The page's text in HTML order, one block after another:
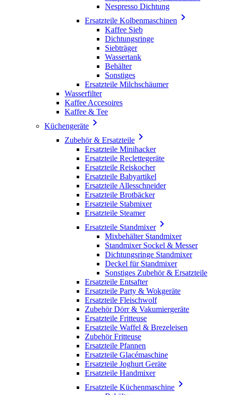
Nespresso Dichtung
Ersatzteile Kolbenmaschinen 
Kaffee Sieb
Dichtungsringe
Siebträger
Wassertank
Behälter
Sonstiges
Ersatzteile Milchschäumer
Wasserfilter
Kaffee Accesoires
Kaffee & Tee
Küchengeräte 
Zubehör & Ersatzteile 
Ersatzteile Minihacker
Ersatzteile Reclettegeräte
Ersatzteile Reiskocher
Ersatzteile Babyartikel
Ersatzteile Allesschneider
Ersatzteile Brotbäcker
Ersatzteile Stabmixer
Ersatzteile Steamer
Ersatzteile Standmixer
Mixbehälter Standmixer
Standmixer Sockel & Messer
Dichtungsringe Standmixer
Deckel für Standmixer
Sonstiges Zubehör & Ersatzteile
Ersatzteile Entsafter
Ersatzteile Party & Wokgeräte
Ersatzteile Fleischwolf
Zubehör Dörr & Vakumiergeräte
Ersatzteile Fritteuse
Ersatzteile Waffel & Brezeleisen
Zubehör Fritteuse
Ersatzteile Pfannen
Ersatzteile Glacémaschine
Ersatzteile Joghurt Geräte
Ersatzteile Handmixer
Ersatzteile Küchenmaschine 